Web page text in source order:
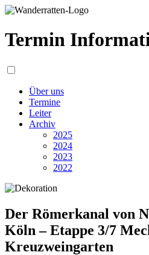
Termin
Über uns
Termine
Leiter
Archiv
2025
2024
2023
2022
Der Römerkanal von
Köln – Etappe 3/7
Kreuzweingarten